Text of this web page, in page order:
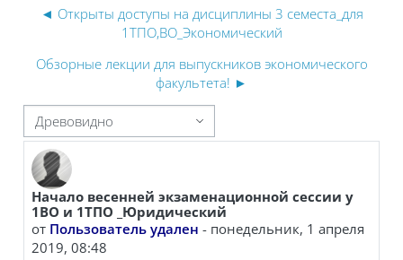
◄ Открыты доступы на дисциплины 3 семеста_для
1ТПО,ВО_Экономический
Обзорные лекции для выпускников экономического
факультета! ►
Начало весенней экзаменационной сессии у
1ВО и 1ТПО _Юридический
от Пользователь удален - понедельник, 1 апреля
2019, 08:48
Количество ответов: 0